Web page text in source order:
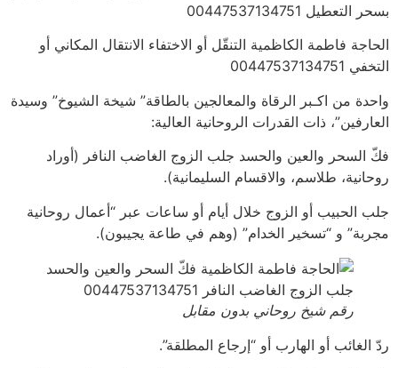
بسحر التعطيل 00447537134751
الحاجة فاطمة الكاظمية التنقّل أو الاختفاء الانتقال المكاني أو
التخفي 00447537134751
واحدة من اكـبر الرقاة والمعالجين بالطاقة” شيخة الشيوخ” وسيدة
العارفين”، ذات القدرات الروحانية العالية:
فكّ السحر والعين والحسد جلب الزوج الغاضب النافر (أوراد
روحانية، طلاسم، والاقسام السليمانية).
جلب الحبيب أو الزوج خلال أيام أو ساعات عبر “أعمال روحانية
مجربة” و “تسخير الخدام” (وهم في طاعة يجيبون).
رقم شيخ روحاني بدون مقابل
ردّ الغائب أو الهارب أو “إرجاع المطلقة”.